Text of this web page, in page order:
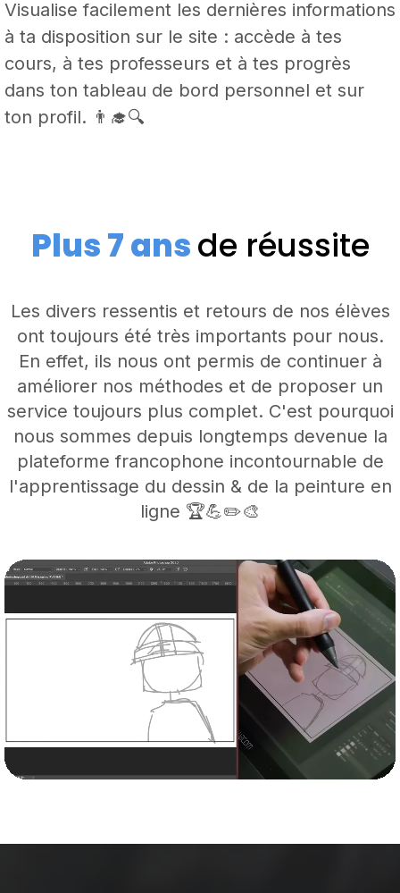
Visualise facilement les dernières informations
à ta disposition sur le site : accède à tes
cours, à tes professeurs et à tes progrès
dans ton tableau de bord personnel et sur
ton profil. 👨‍🎓🔍
Plus 7 ansde réussite
Les divers ressentis et retours de nos élèves
ont toujours été très importants pour nous.
En effet, ils nous ont permis de continuer à
améliorer nos méthodes et de proposer un
service toujours plus complet. C'est pourquoi
nous sommes depuis longtemps devenue la
plateforme francophone incontournable de
l'apprentissage du dessin & de la peinture en
ligne 🏆💪✏️🎨